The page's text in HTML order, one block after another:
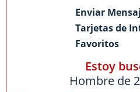
Enviar
Tarjetas de
Favoritos
Estoy
Hombre de